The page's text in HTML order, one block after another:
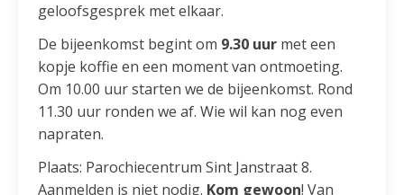
geloofsgesprek met elkaar.
De bijeenkomst begint om 9.30 uur met een
kopje koffie en een moment van ontmoeting.
Om 10.00 uur starten we de bijeenkomst. Rond
11.30 uur ronden we af. Wie wil kan nog even
napraten.
Plaats: Parochiecentrum Sint Janstraat 8.
Aanmelden is niet nodig. Kom gewoon! Van